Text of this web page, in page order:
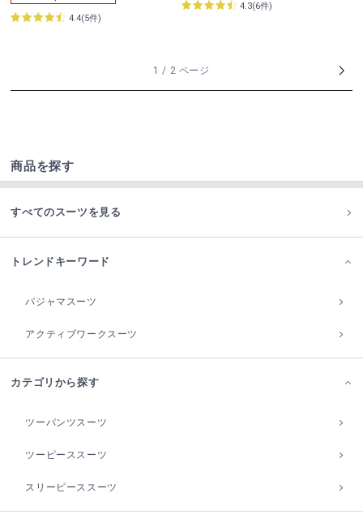
4.4(5件)
4.3(6件)
1 / 2 ページ
商品を探す
すべてのスーツを見る
トレンドキーワード
パジャマスーツ
アクティブワークスーツ
カテゴリから探す
ツーパンツスーツ
ツーピーススーツ
スリーピーススーツ